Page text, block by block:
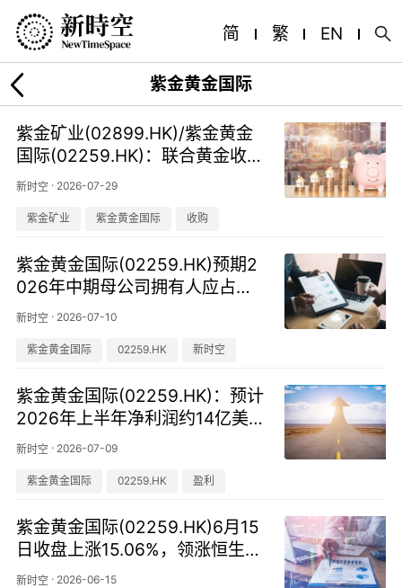
简 繁 EN
紫金黄金国际
紫金矿业(02899.HK)/紫金黄金
国际(02259.HK)：联合黄金收购
方案调整，改为定向增发持股9.
新时空 · 2026-07-29
紫金矿业 紫金黄金国际 收购
紫金黄金国际(02259.HK)预期2
026年中期母公司拥有人应占溢
利约为14亿美元
新时空 · 2026-07-10
紫金黄金国际 02259.HK 新时空
紫金黄金国际(02259.HK)：预计
2026年上半年净利润约14亿美
元，同比增长约169%
新时空 · 2026-07-09
紫金黄金国际 02259.HK 盈利
紫金黄金国际(02259.HK)6月15
日收盘上涨15.06%，领涨恒生黄
金及贵金属板块
新时空 · 2026-06-15